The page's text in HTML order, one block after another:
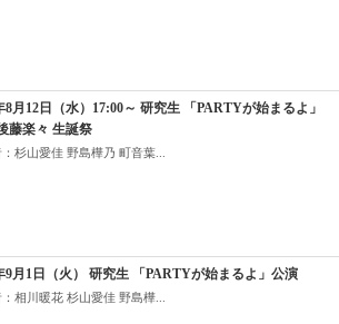
8月12日（水）17:00～ 研究生 「PARTYが始まるよ」
藤楽々 生誕祭
杉山愛佳 野島樺乃 町音葉...
9月1日（火） 研究生 「PARTYが始まるよ」公演
相川暖花 杉山愛佳 野島樺...